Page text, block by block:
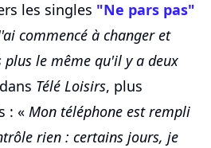
les singles "Ne pars pas"
commencé à changer et
le même qu'il y a deux
Télé Loisirs, plus
: « Mon téléphone est rempli
rien : certains jours, je